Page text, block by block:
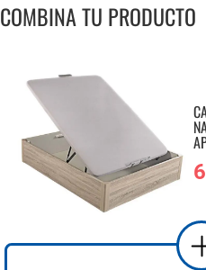
COMBINA TU PRODUCTO